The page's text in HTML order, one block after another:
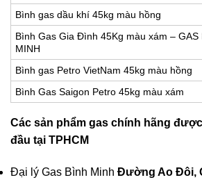
Bình gas dầu khí 45kg màu hồng
Bình Gas Gia Đình 45Kg màu xám – GAS
MINH
Bình gas Petro VietNam 45kg màu hồng
Bình Gas Saigon Petro 45kg màu xám
Các sản phẩm gas chính hãng
đầu tại TPHCM
Đại lý Gas Bình Minh Đường Ao Đôi,